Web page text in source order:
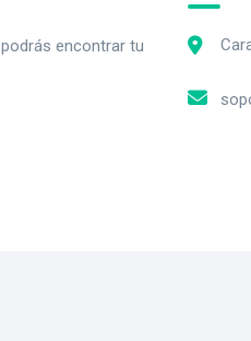
encontrar tu